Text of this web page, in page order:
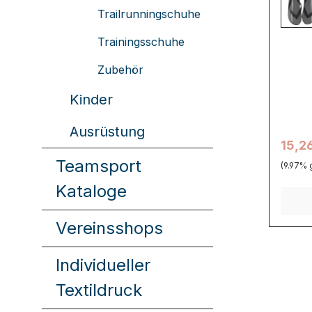
Trailrunningschuhe
Trainingsschuhe
Zubehör
Kinder
Ausrüstung
Teamsport
Kataloge
Vereinsshops
Individueller
Textildruck
sind
und
(9.97%